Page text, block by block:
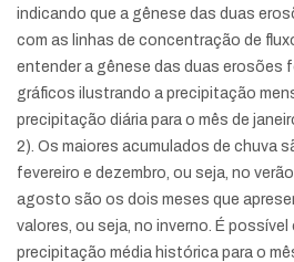
indicando que a gênese das duas
com as linhas de concentração de
entender a gênese das duas erosões
gráficos ilustrando a precipitação
precipitação diária para o mês de
2). Os maiores acumulados de chuva
fevereiro e dezembro, ou seja, no
agosto são os dois meses que
valores, ou seja, no inverno. É possível
precipitação média histórica para o